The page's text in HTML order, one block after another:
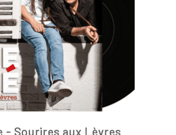
- Sourires aux Lèvres